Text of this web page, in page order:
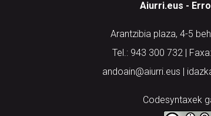
Aiurri.eus -
Arantzibia plaza, 4-5
Tel.: 943 300 732 |
andoain@aiurri.eus |
Codesyntaxek